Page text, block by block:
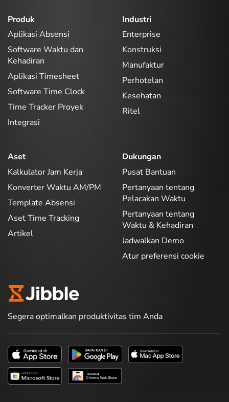
Produk
Aplikasi Absensi
Software Waktu dan
Kehadiran
Aplikasi Timesheet
Software Time Clock
Time Tracker Proyek
Integrasi
Industri
Enterprise
Konstruksi
Manufaktur
Perhotelan
Kesehatan
Ritel
Aset
Kalkulator Jam Kerja
Konverter Waktu AM/PM
Template Absensi
Aset Time Tracking
Artikel
Dukungan
Pusat Bantuan
Pertanyaan tentang
Pelacakan Waktu
Pertanyaan tentang
Waktu & Kehadiran
Jadwalkan Demo
Atur preferensi cookie
Segera optimalkan produktivitas tim Anda